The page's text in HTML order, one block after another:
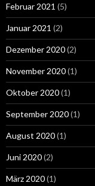
Februar 2021 (5)
Januar 2021 (2)
Dezember 2020(2)
November 2020(1)
Oktober 2020(1)
September 2020(1)
August 2020(1)
Juni 2020(2)
März 2020(1)